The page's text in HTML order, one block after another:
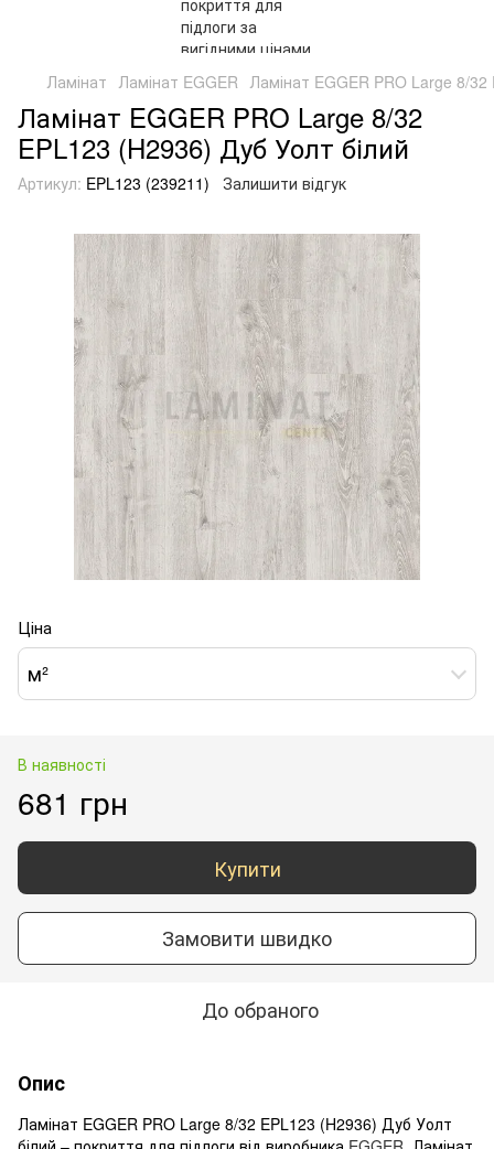
Ламінат Ламінат EGGER Ламінат EGGER PRO Large 8/
Ламінат EGGER PRO Large 8/32
EPL123 (H2936) Дуб Уолт білий
Артикул: EPL123 (239211) Залишити відгук
Ціна
м²
В наявності
681 грн
Купити
Замовити швидко
До обраного
Опис
Ламінат EGGER PRO Large 8/32 EPL123 (H2936) Дуб Уолт